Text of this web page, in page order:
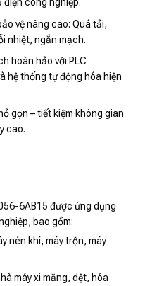
vệ nâng cao: Quá tải,
nhiệt, ngắn mạch.
hoàn hảo với PLC
hệ thống tự động hóa hiện
gọn – tiết kiệm không gian
cao.
6AB15 được ứng dụng
bao gồm:
nén khí, máy trộn, máy
máy xi măng, dệt, hóa